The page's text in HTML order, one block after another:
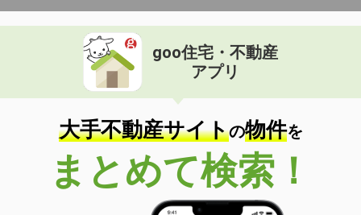
goo住宅・不動産
アプリ
大手不動産サイトの物件を
まとめて検索！